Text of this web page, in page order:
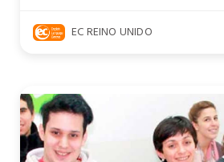
EC REINO UNIDO